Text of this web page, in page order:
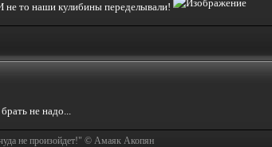
не то наши кулибины переделывали!
не надо...
не произойдет!" © Амаяк Акопян